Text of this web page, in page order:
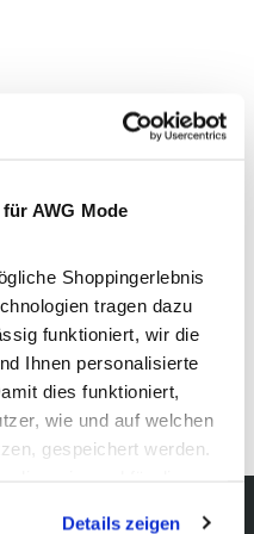
AWG Mode
Shoppingerlebnis
tragen dazu
funktioniert, wir die
Ihnen personalisierte
dies funktioniert,
wie und auf welchen
gespeichert werden.
Details zeigen